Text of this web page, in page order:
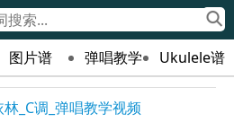
图片谱 弹唱教学 Ukulele谱
_C调_弹唱教学视频